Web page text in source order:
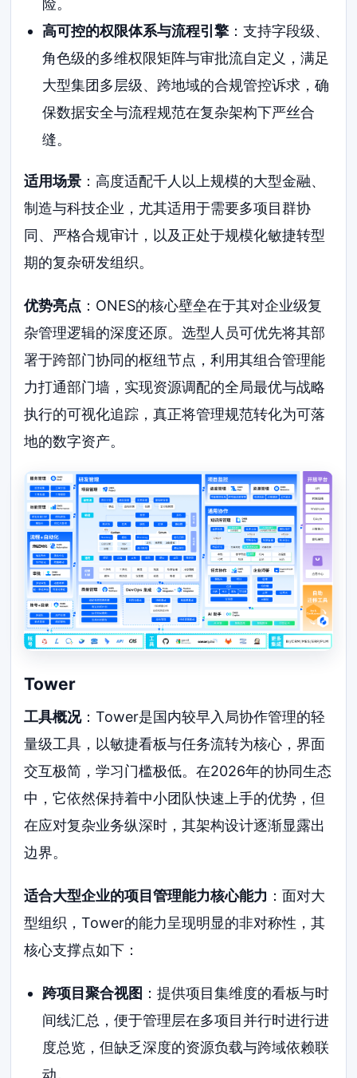
险。
高可控的权限体系与流程引擎：支持字段级、
角色级的多维权限矩阵与审批流自定义，满足
大型集团多层级、跨地域的合规管控诉求，确
保数据安全与流程规范在复杂架构下严丝合
缝。
适用场景 ：高度适配千人以上规模的大型金融、
制造与科技企业，尤其适用于需要多项目群协
同、严格合规审计，以及正处于规模化敏捷转型
期的复杂研发组织。
优势亮点 ：ONES的核心壁垒在于其对企业级复
杂管理逻辑的深度还原。选型人员可优先将其部
署于跨部门协同的枢纽节点，利用其组合管理能
力打通部门墙，实现资源调配的全局最优与战略
执行的可视化追踪，真正将管理规范转化为可落
地的数字资产。
Tower
工具概况：Tower是国内较早入局协作管理的轻
量级工具，以敏捷看板与任务流转为核心，界面
交互极简，学习门槛极低。在2026年的协同生态
中，它依然保持着中小团队快速上手的优势，但
在应对复杂业务纵深时，其架构设计逐渐显露出
边界。
适合大型企业的项目管理能力核心能力 ：面对大
型组织，Tower的能力呈现明显的非对称性，其
核心支撑点如下：
跨项目聚合视图 ：提供项目集维度的看板与时
间线汇总，便于管理层在多项目并行时进行进
度总览，但缺乏深度的资源负载与跨域依赖联
动。